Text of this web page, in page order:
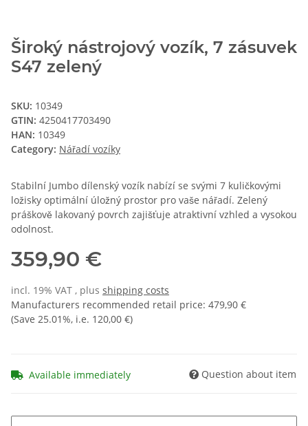
Široký nástrojový vozík, 7 zásuvek
S47 zelený
SKU: 10349
GTIN: 4250417703490
HAN: 10349
Category: Nářadí vozíky
Stabilní Jumbo dílenský vozík nabízí se svými 7 kuličkovými
ložisky optimální úložný prostor pro vaše nářadí. Zelený
práškově lakovaný povrch zajišťuje atraktivní vzhled a vysokou
odolnost.
359,90 €
incl. 19% VAT , plus shipping costs
Manufacturers recommended retail price: 479,90 €
(Save 25.01%, i.e. 120,00 €)
Available immediately Question about item